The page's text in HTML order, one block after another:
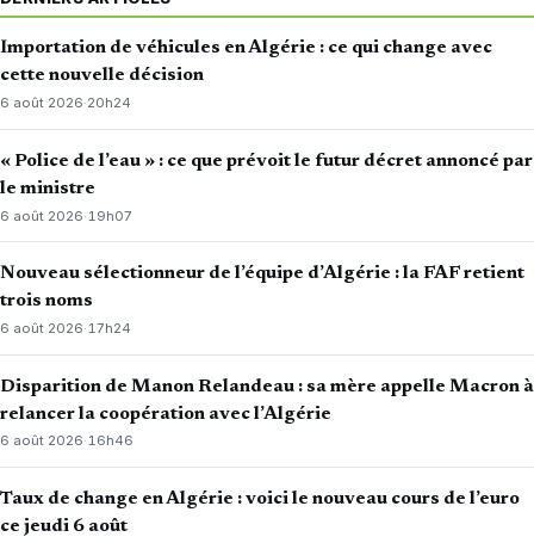
Importation de véhicules en Algérie : ce qui change avec
cette nouvelle décision
6 août 2026·20h24
« Police de l’eau » : ce que prévoit le futur décret annoncé par
le ministre
6 août 2026· 19h07
Nouveau sélectionneur de l’équipe d’Algérie : la FAF retient
trois noms
6 août 2026·17h24
Disparition de Manon Relandeau : sa mère appelle Macron à
relancer la coopération avec l’Algérie
6 août 2026·16h46
Taux de change en Algérie : voici le nouveau cours de l’euro
ce jeudi 6 août